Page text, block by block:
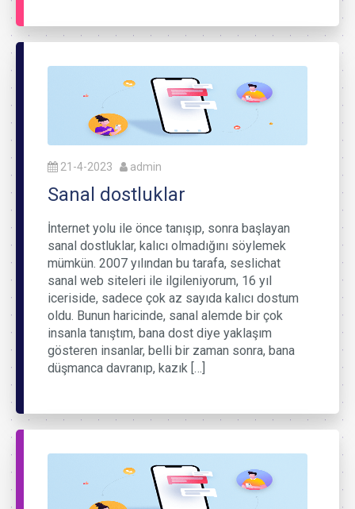
21-4-2023 admin
Sanal dostluklar
İnternet yolu ile önce tanışıp, sonra başlayan
sanal dostluklar, kalıcı olmadığını söylemek
mümkün. 2007 yılından bu tarafa, seslichat
sanal web siteleri ile ilgileniyorum, 16 yıl
iceriside, sadece çok az sayıda kalıcı dostum
oldu. Bunun haricinde, sanal alemde bir çok
insanla tanıştım, bana dost diye yaklaşım
gösteren insanlar, belli bir zaman sonra, bana
düşmanca davranıp, kazık […]